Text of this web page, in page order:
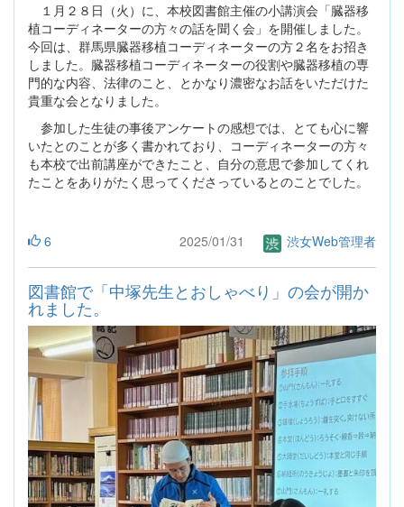
１月２８日（火）に、本校図書館主催の小講演会「臓器移
植コーディネーターの方々の話を聞く会」を開催しました。
今回は、群馬県臓器移植コーディネーターの方２名をお招き
しました。臓器移植コーディネーターの役割や臓器移植の専
門的な内容、法律のこと、とかなり濃密なお話をいただけた
貴重な会となりました。
参加した生徒の事後アンケートの感想では、とても心に響
いたとのことが多く書かれており、コーディネーターの方々
も本校で出前講座ができたこと、自分の意思で参加してくれ
たことをありがたく思ってくださっているとのことでした。
6 2025/01/31 渋女Web管理者
図書館で「中塚先生とおしゃべり」の会が開か
れました。